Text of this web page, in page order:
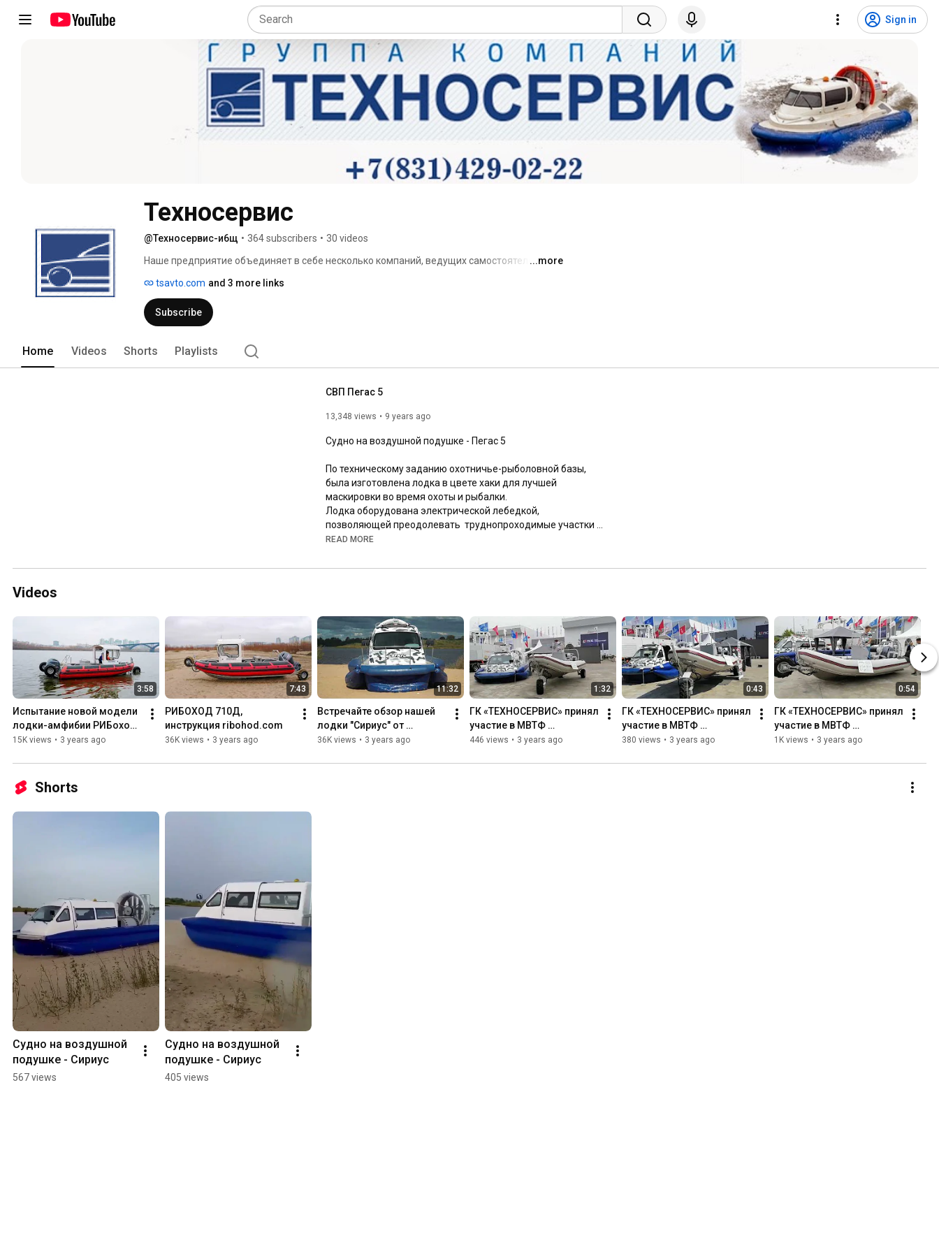
Sign in
Техносервис
@Техносервис-и6щ • 364 subscribers • 30 videos
Наше предприятие объединяет в себе несколько компаний, ведущих самостоятельную
применения.
...more
tsavto.com and 3 more links
Subscribe
Home Videos Shorts Playlists
СВП Пегас 5
13,348 views 9 years ago
Судно на воздушной подушке - Пегас 5
По техническому заданию охотничье-рыболовной базы,
была изготовлена лодка в цвете хаки для лучшей
маскировки во время охоты и рыбалки.
Лодка оборудована электрической лебедкой,
позволяющей преодолевать  труднопроходимые участки
местности.
вопросы: +7 (831)429-02-22
READ MORE
Videos
3:58
Испытание новой модели
лодки-амфибии РИБоход
710D на Волге в Нижнем
15K views • 3 years ago
7:43
РИБОХОД 710Д,
инструкция ribohod.com
36K views • 3 years ago
11:32
Встречайте обзор нашей
лодки "Сириус" от
известного блогера
36K views • 3 years ago
1:32
ГК «ТЕХНОСЕРВИС» принял
участие в МВТФ
«АРМИЯ-2022»
446 views • 3 years ago
0:43
ГК «ТЕХНОСЕРВИС» принял
участие в МВТФ
«АРМИЯ-2022»
380 views • 3 years ago
0:54
ГК «ТЕХНОСЕРВИС» принял
участие в МВТФ
«АРМИЯ-2022»
1K views • 3 years ago
Shorts
Судно на воздушной
подушке - Сириус
567 views
Судно на воздушной
подушке - Сириус
405 views